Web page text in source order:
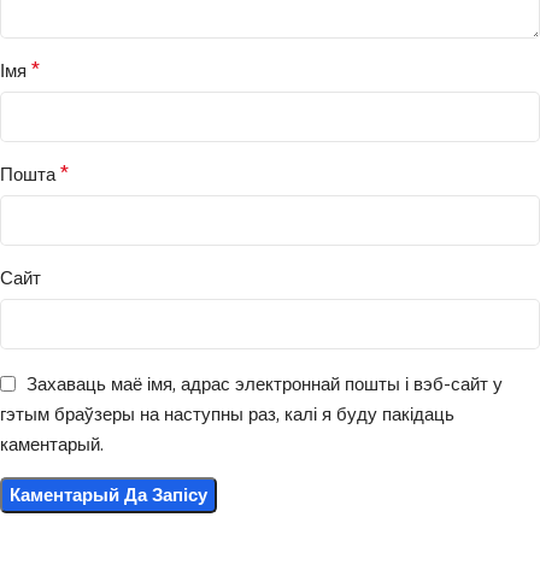
Імя *
Пошта*
Сайт
Захаваць маё імя, адрас электроннай пошты і вэб-сайт у
гэтым браўзеры на наступны раз, калі я буду пакідаць
каментарый.